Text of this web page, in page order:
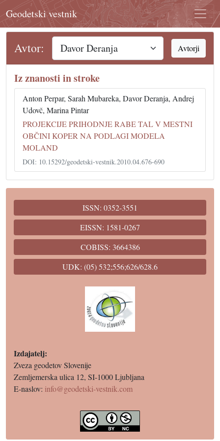
Geodetski vestnik
Avtor: Avtorji
Iz znanosti in stroke
Anton Perpar, Sarah Mubareka, Davor Deranja, Andrej
Udovč, Marina Pintar
PROJEKCIJE PRIHODNJE RABE TAL V MESTNI
OBČINI KOPER NA PODLAGI MODELA
MOLAND
DOI: 10.15292/geodetski-vestnik.2010.04.676-690
ISSN: 0352-3551
EISSN: 1581-0267
COBISS: 3664386
UDK: (05) 532;556;626/628.6
Izdajatelj:
Zveza geodetov Slovenije
Zemljemerska ulica 12, SI-1000 Ljubljana
E-naslov: info@geodetski-vestnik.com